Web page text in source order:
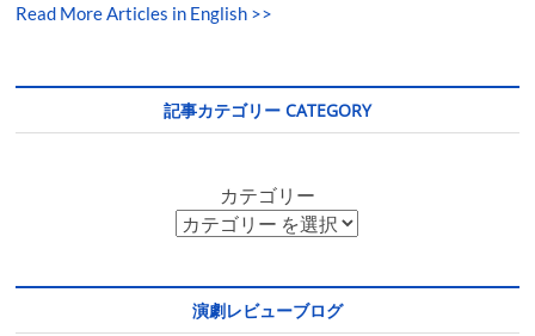
Read More Articles in English >>
記事カテゴリー CATEGORY
カテゴリー
演劇レビューブログ